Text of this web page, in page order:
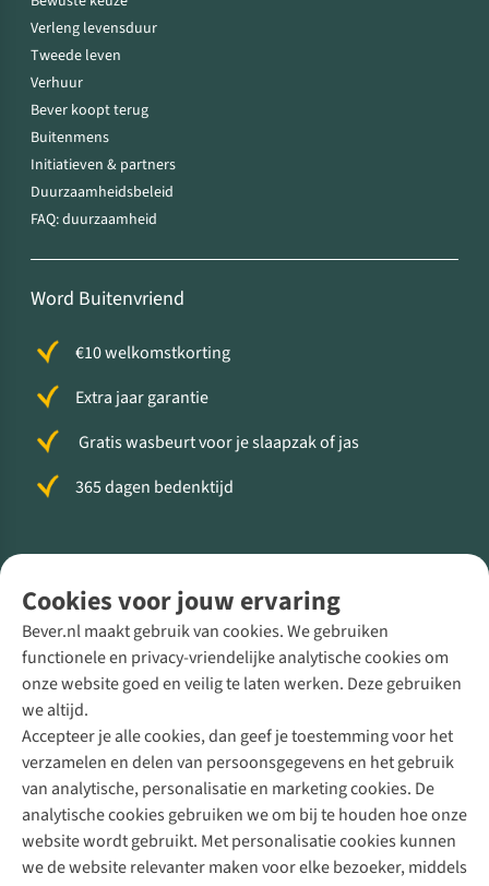
Cookies voor jouw ervaring
Bever.nl maakt gebruik van cookies. We gebruiken
functionele en privacy-vriendelijke analytische cookies om
onze website goed en veilig te laten werken. Deze gebruiken
we altijd.
Accepteer je alle cookies, dan geef je toestemming voor het
verzamelen en delen van persoonsgegevens en het gebruik
van analytische, personalisatie en marketing cookies. De
analytische cookies gebruiken we om bij te houden hoe onze
website wordt gebruikt. Met personalisatie cookies kunnen
we de website relevanter maken voor elke bezoeker, middels
Verleng levensduur
Tweede leven
Verhuur
Bever koopt terug
Buitenmens
Initiatieven & partners
Duurzaamheidsbeleid
FAQ: duurzaamheid
Word Buitenvriend
€10 welkomstkorting
Extra jaar garantie
Gratis wasbeurt voor je slaapzak of jas
365 dagen bedenktijd
Direct advies van een Buitenexpert
+31 (0)85 888 50 88
+31 6 12 28 49 80
Contactformulier